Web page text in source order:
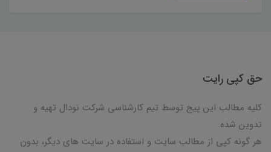
حق کپی رایت
کلیه مطالب این پیج توسط تیم کارشناسی شرکت نودال تهیه و
تدوین شده.
هر گونه کپی از مطالب سایت و استفاده در سایت های دیگر، بدون